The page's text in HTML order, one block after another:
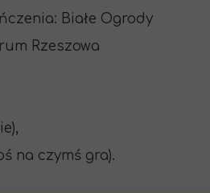
Białe Ogrody
Rzeszowa
na czymś gra).